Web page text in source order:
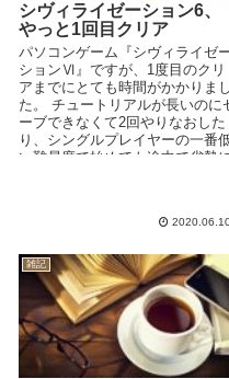
シヴィライゼーション6、
やっと1回目クリア
パソコンゲーム『シヴィライゼ
ションⅥ』ですが、1度目のクリ
アまでにとても時間がかかりまし
た。 チュートリアルが長いのに
ーブできなくて2回やりなおした
り、シングルプレイヤーの一番
い難易度で始めても途中で劣勢に
雑記